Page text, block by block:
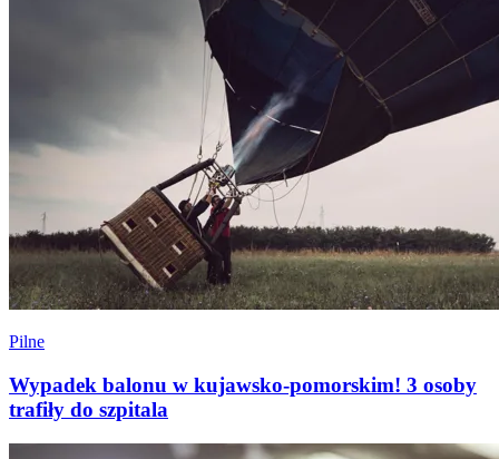
Pilne
Wypadek balonu w kujawsko-pomorskim! 3 osoby
trafiły do szpitala